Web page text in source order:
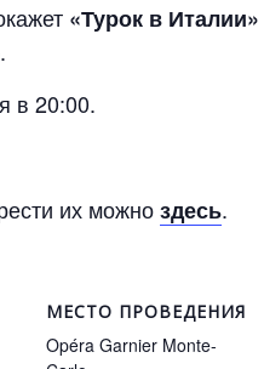
«Турок в Италии»
в 20:00.
их можноздесь.
МЕСТО ПРОВЕДЕНИЯ
Opéra Garnier Monte-